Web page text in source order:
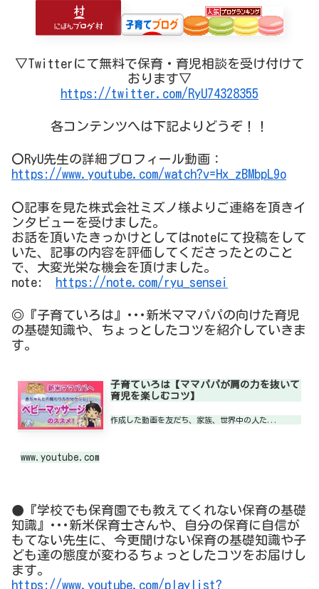
▽Twitterにて無料で保育・育児相談を受け付けて
おります▽
https://twitter.com/RyU74328355
各コンテンツへは下記よりどうぞ！！
〇RyU先生の詳細プロフィール動画：
https://www.youtube.com/watch?v=Hx_zBMbpL9o
〇記事を見た株式会社ミズノ様よりご連絡を頂きイ
ンタビューを受けました。
お話を頂いたきっかけとしてはnoteにて投稿をして
いた、記事の内容を評価してくださったとのこと
で、大変光栄な機会を頂けました。
note: https://note.com/ryu_sensei
◎『子育ていろは』･･･新米ママパパの向けた育児
の基礎知識や、ちょっとしたコツを紹介していきま
す。
子育ていろは【ママパパが肩の力を抜いて
育児を楽しむコツ】
作成した動画を友だち、家族、世界中の人た...
www.youtube.com
●『学校でも保育園でも教えてくれない保育の基礎
知識』･･･新米保育士さんや、自分の保育に自信が
もてない先生に、今更聞けない保育の基礎知識や子
ども達の態度が変わるちょっとしたコツをお届けし
ます。
https://www.youtube.com/playlist?